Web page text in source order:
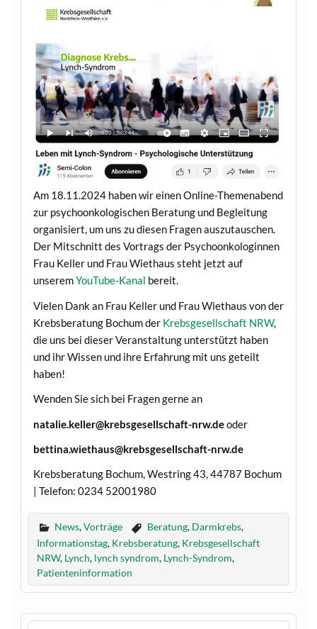
Am 18.11.2024 haben wir einen Online-Themenabend
zur psychoonkologischen Beratung und Begleitung
organisiert, um uns zu diesen Fragen auszutauschen.
Der Mitschnitt des Vortrags der Psychoonkologinnen
Frau Keller und Frau Wiethaus steht jetzt auf
unseremYouTube-Kanal bereit.
Vielen Dank an Frau Keller und Frau Wiethaus von der
Krebsberatung Bochum der Krebsgesellschaft NRW,
die uns bei dieser Veranstaltung unterstützt haben
und ihr Wissen und ihre Erfahrung mit uns geteilt
haben!
Wenden Sie sich bei Fragen gerne an
natalie.keller@krebsgesellschaft-nrw.deoder
bettina.wiethaus@krebsgesellschaft-nrw.de
Krebsberatung Bochum, Westring 43, 44787 Bochum
| Telefon: 0234 52001980
News,Vorträge Beratung, Darmkrebs,
Informationstag, Krebsberatung, Krebsgesellschaft
NRW, Lynch, lynch syndrom, Lynch-Syndrom,
Patienteninformation